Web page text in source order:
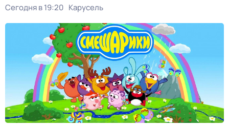
Сегодня в 19:20 Карусель